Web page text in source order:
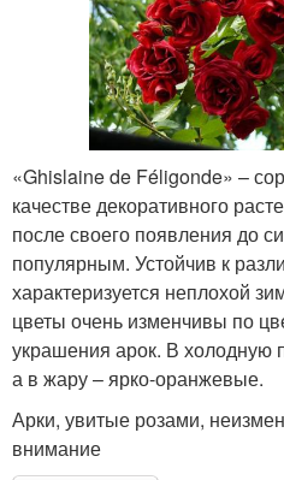
«Ghislaine de Féligonde» –
качестве декоративного
после своего появления до
популярным. Устойчив к
характеризуется неплохой
цветы очень изменчивы по
украшения арок. В холодную
а в жару – ярко-оранжевые.
Арки, увитые розами,
внимание